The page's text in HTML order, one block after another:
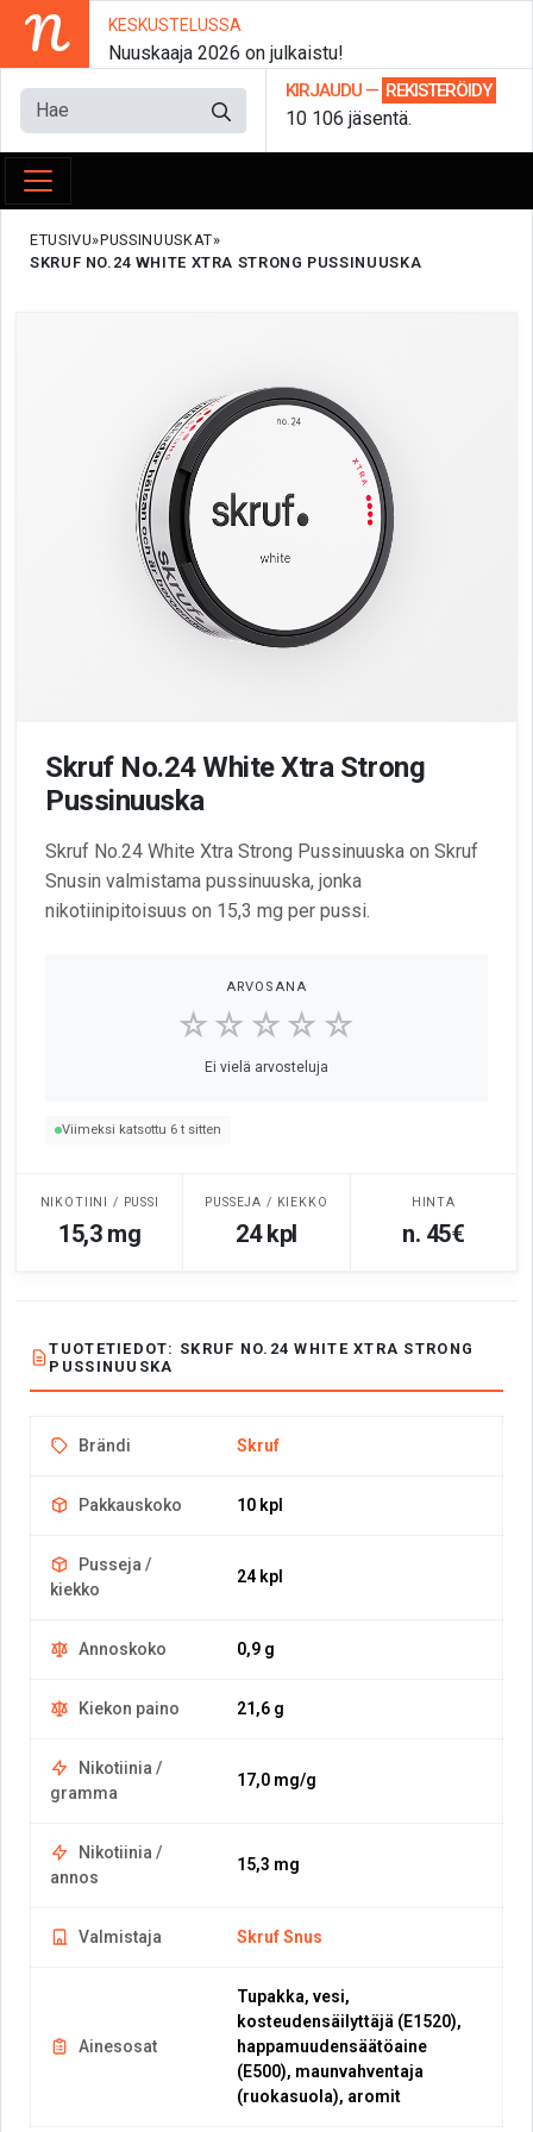
N KESKUSTELUSSA
Nuuskaaja 2026 on julkaistu!
KIRJAUDU — REKISTERÖIDY
10 106 jäsentä.
ETUSIVU PUSSINUUSKAT
SKRUF NO.24 WHITE XTRA STRONG PUSSINUUSKA
Skruf No.24 White Xtra Strong
Pussinuuska
Skruf No.24 White Xtra Strong Pussinuuska on Skruf
Snusin valmistama pussinuuska, jonka
nikotiinipitoisuus on 15,3 mg per pussi.
ARVOSANA
☆☆☆☆☆
Ei vielä arvosteluja
Viimeksi katsottu 6 t sitten
NIKOTIINI / PUSSI
15,3 mg
PUSSEJA / KIEKKO
24 kpl
HINTA
n. 45€
TUOTETIEDOT: SKRUF NO.24 WHITE XTRA STRONG
PUSSINUUSKA
Brändi Skruf
Pakkauskoko 10 kpl
Pusseja /
kiekko
24 kpl
Annoskoko 0,9 g
Kiekon paino 21,6 g
Nikotiinia /
gramma
17,0 mg/g
Nikotiinia /
annos
15,3 mg
Valmistaja Skruf Snus
Ainesosat
Tupakka, vesi,
kosteudensäilyttäjä (E1520),
happamuudensäätöaine
(E500), maunvahventaja
(ruokasuola), aromit